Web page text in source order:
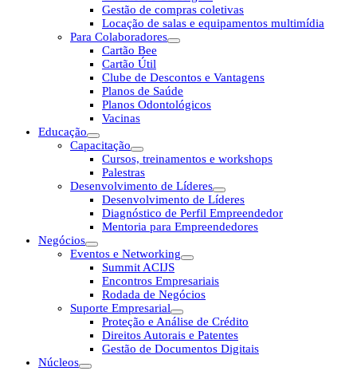
Gestão de compras coletivas
Locação de salas e equipamentos multimídia
Para Colaboradores
Cartão Bee
Cartão Útil
Clube de Descontos e Vantagens
Planos de Saúde
Planos Odontológicos
Vacinas
Educação
Capacitação
Cursos, treinamentos e workshops
Palestras
Desenvolvimento de Líderes
Desenvolvimento de Líderes
Diagnóstico de Perfil Empreendedor
Mentoria para Empreendedores
Negócios
Eventos e Networking
Summit ACIJS
Encontros Empresariais
Rodada de Negócios
Suporte Empresarial
Proteção e Análise de Crédito
Direitos Autorais e Patentes
Gestão de Documentos Digitais
Núcleos